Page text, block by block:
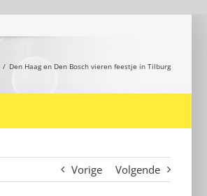
Den Haag en Den Bosch vieren feestje in Tilburg
Vorige Volgende